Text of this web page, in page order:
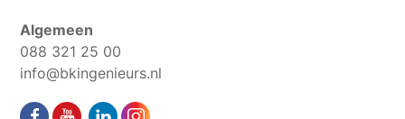
Algemeen
088 321 25 00
info@bkingenieurs.nl